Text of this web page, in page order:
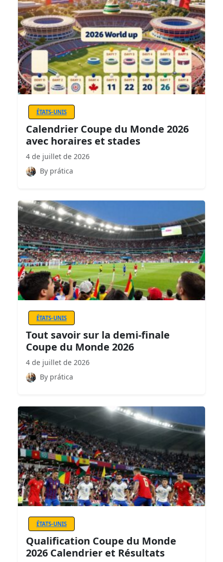
ÉTATS-UNIS
Calendrier Coupe du Monde 2026
avec horaires et stades
4 de juillet de 2026
By prática
ÉTATS-UNIS
Tout savoir sur la demi-finale
Coupe du Monde 2026
4 de juillet de 2026
By prática
ÉTATS-UNIS
Qualification Coupe du Monde
2026 Calendrier et Résultats